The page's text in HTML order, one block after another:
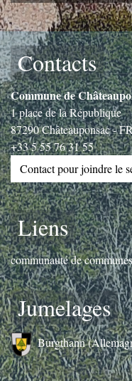
Contacts
Commune de
1 place de la République
87290 Châteauponsac -
+33 5 55 76 31 55
Contact pour joindre le
Liens
communauté de
Jumelages
Burgthann